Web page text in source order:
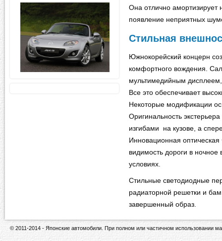
Она отлично амортизирует
появление неприятных
Стильная
Южнокорейский концерн
комфортного вождения.
мультимедийным
Все это обеспечивает
Некоторые модификации
Оригинальность
изгибами на кузове, а
Инновационная оптическая
видимость дороги в
условиях.
Стильные светодиодные
радиаторной решетки и
завершенный образ.
© 2011-2014 - Японские автомобили. При полном или частичном использовании